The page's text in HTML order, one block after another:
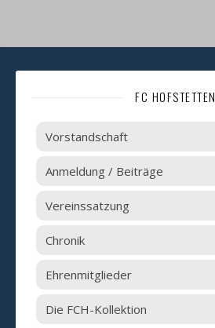
FC HOFSTETTEN
Vorstandschaft
Anmeldung / Beiträge
Vereinssatzung
Chronik
Ehrenmitglieder
Die FCH-Kollektion